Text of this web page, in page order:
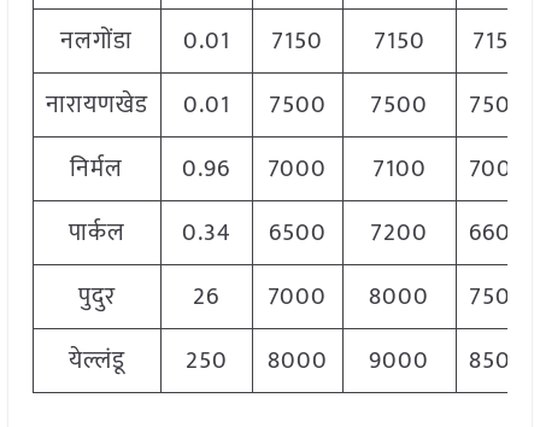
नलगोंडा 0.01 7150 7150
7150
नारायणखेड
0.01 7500 7500
7500
निर्मल
0.96 7000 7100
7000
पार्कल
0.34 6500 7200
6600
पुदुर
26 7000 8000
7500
येल्लंडू
250 8000 9000 8500